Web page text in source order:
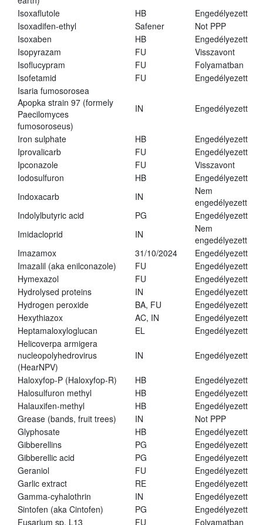
Isoxaflutole
HB
Engedélyezett
Isoxadifen-ethyl
Safener
Not PPP
Isoxaben
HB
Engedélyezett
Isopyrazam
FU
Visszavont
Isoflucypram
FU
Folyamatban
Isofetamid
FU
Engedélyezett
Isaria fumosorosea
Apopka strain 97 (formely
Paecilomyces
fumosoroseus)
IN Engedélyezett
Iron sulphate HB
Engedélyezett
Iprovalicarb
FU
Engedélyezett
Ipconazole
FU
Visszavont
Iodosulfuron
HB
Engedélyezett
Indoxacarb
IN
Nem
engedélyezett
Indolylbutyric acid
PG
Engedélyezett
Imidacloprid
IN
Nem
engedélyezett
Imazamox
31/10/2024
Engedélyezett
Imazalil (aka enilconazole)
FU
Engedélyezett
Hymexazol
FU
Engedélyezett
Hydrolysed proteins
IN
Engedélyezett
Hydrogen peroxide
BA, FU
Engedélyezett
Hexythiazox
AC, IN
Engedélyezett
Heptamaloxyloglucan
EL
Engedélyezett
Helicoverpa armigera
nucleopolyhedrovirus
(HearNPV)
IN Engedélyezett
Haloxyfop-P (Haloxyfop-R) HB
Engedélyezett
Halosulfuron methyl
HB
Engedélyezett
Halauxifen-methyl
HB
Engedélyezett
Grease (bands, fruit trees)
IN
Not PPP
Glyphosate
HB
Engedélyezett
Gibberellins
PG
Engedélyezett
Gibberellic acid
PG
Engedélyezett
Geraniol
FU
Engedélyezett
Garlic extract
RE
Engedélyezett
Gamma-cyhalothrin
IN
Engedélyezett
Sintofen (aka Cintofen)
PG
Engedélyezett
Fusarium sp. L13
FU
Folyamatban